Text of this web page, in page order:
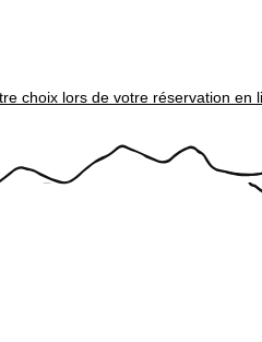
choix lors de votre réservation